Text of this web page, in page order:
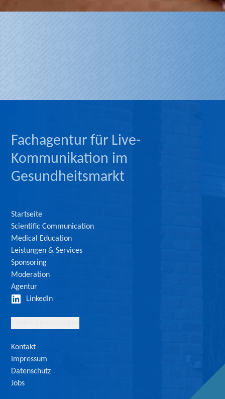
Fachagentur für Live-
Kommunikation im
Gesundheitsmarkt
Startseite
Scientific Communication
Medical Education
Leistungen & Services
Sponsoring
Moderation
Agentur
LinkedIn
Kontakt
Impressum
Datenschutz
Jobs